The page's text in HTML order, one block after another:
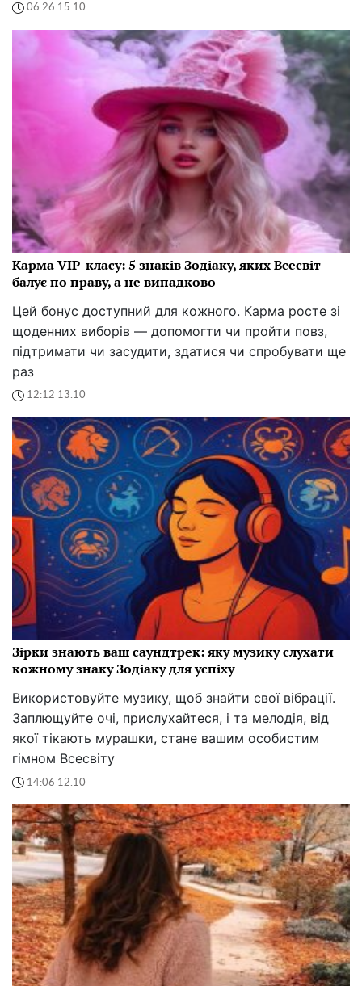
06:26 15.10
Карма VIP-класу: 5 знаків Зодіаку, яких Всесвіт
балує по праву, а не випадково
Цей бонус доступний для кожного. Карма росте зі
щоденних виборів — допомогти чи пройти повз,
підтримати чи засудити, здатися чи спробувати ще
раз
12:12 13.10
Зірки знають ваш саундтрек: яку музику слухати
кожному знаку Зодіаку для успіху
Використовуйте музику, щоб знайти свої вібрації.
Заплющуйте очі, прислухайтеся, і та мелодія, від
якої тікають мурашки, стане вашим особистим
гімном Всесвіту
14:06 12.10